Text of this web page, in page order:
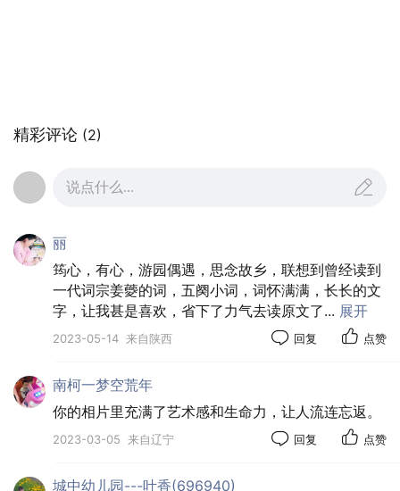
乃白石道人姜夔给予后世读者最深刻的印象。说起
他的婚姻，就不得不提千岩老人萧德藻。少年失
父、家境清贫、身材瘦弱的姜夔，大约三十二岁
里将其与尤袤、范成大、陆游并举为“四诗翁”，可是
著名的萧诗翁见到姜夔后，却感叹：“四十年作诗，
始得此友。”并把侄女许配给了对方。估计他万万没
料到，自己眼中才华横溢的小诗友竟然布衣终老。
精彩评论 (2)
说点什么...
丽
筠心，有心，游园偶遇，思念故乡，联想到曾经读到
一代词宗姜䕫的词，五阕小词，词怀满满，长长的文
字，让我甚是喜欢，省下了力气去读原文了... 展开
2023-05-14 来自陕西 回复 点赞
南柯一梦空荒年
你的相片里充满了艺术感和生命力，让人流连忘返。
2023-03-05 来自辽宁 回复 点赞
城中幼儿园---叶香(696940)